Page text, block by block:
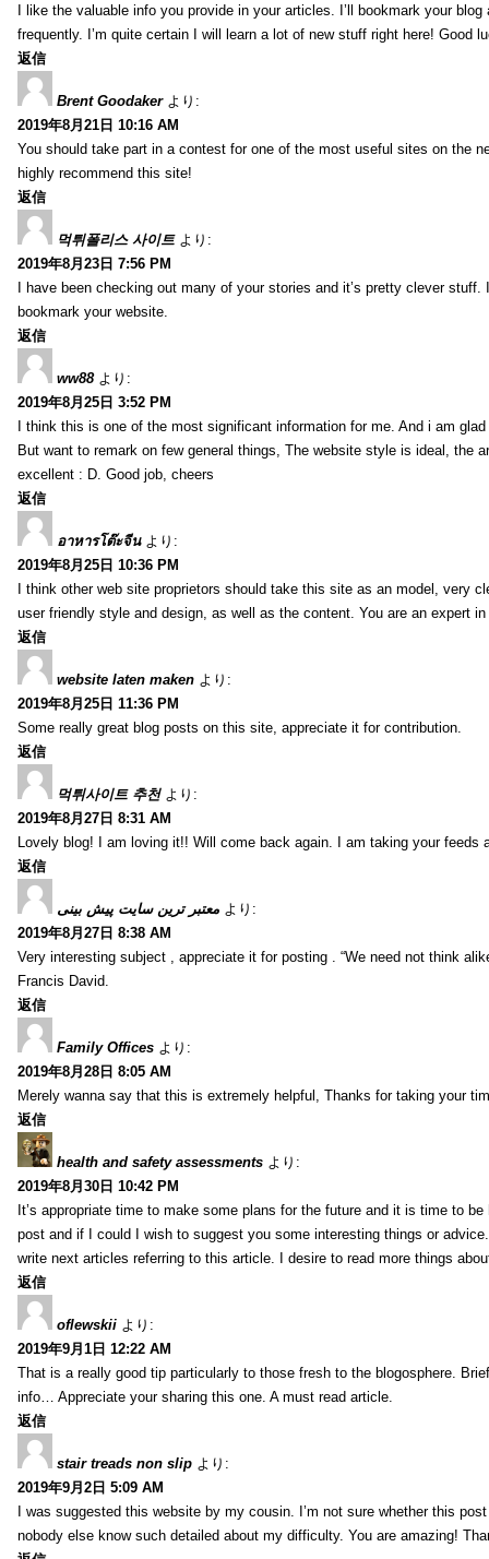
I like the valuable info you provide in your articles. I’ll bookmark your blog
frequently. I’m quite certain I will learn a lot of new stuff right here! Good
返信
Brent Goodaker より:
2019年8月21日 10:16 AM
You should take part in a contest for one of the most useful sites on the
highly recommend this site!
返信
먹튀폴리스 사이트 より:
2019年8月23日 7:56 PM
I have been checking out many of your stories and it’s pretty clever stuff.
bookmark your website.
返信
ww88 より:
2019年8月25日 3:52 PM
I think this is one of the most significant information for me. And i am
But want to remark on few general things, The website style is ideal, the
excellent : D. Good job, cheers
返信
อาหารโต๊ะจีน より:
2019年8月25日 10:36 PM
I think other web site proprietors should take this site as an model, very
user friendly style and design, as well as the content. You are an expert
返信
website laten maken より:
2019年8月25日 11:36 PM
Some really great blog posts on this site, appreciate it for contribution.
返信
먹튀사이트 추천 より:
2019年8月27日 8:31 AM
Lovely blog! I am loving it!! Will come back again. I am taking your feeds
返信
معتبر ترین سایت پیش بینی より:
2019年8月27日 8:38 AM
Very interesting subject , appreciate it for posting . “We need not think
Francis David.
返信
Family Offices より:
2019年8月28日 8:05 AM
Merely wanna say that this is extremely helpful, Thanks for taking your
返信
health and safety assessments より:
2019年8月30日 10:42 PM
It’s appropriate time to make some plans for the future and it is time to
post and if I could I wish to suggest you some interesting things or
write next articles referring to this article. I desire to read more things
返信
oflewskii より:
2019年9月1日 12:22 AM
That is a really good tip particularly to those fresh to the blogosphere.
info… Appreciate your sharing this one. A must read article.
返信
stair treads non slip より:
2019年9月2日 5:09 AM
I was suggested this website by my cousin. I’m not sure whether this
nobody else know such detailed about my difficulty. You are amazing!